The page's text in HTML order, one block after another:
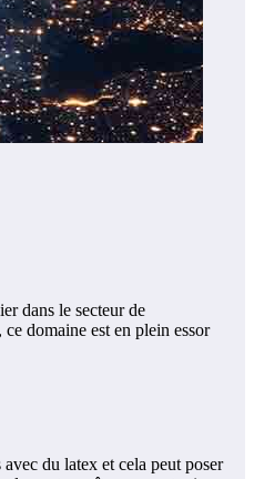
dans le secteur de
domaine est en plein essor
du latex et cela peut poser